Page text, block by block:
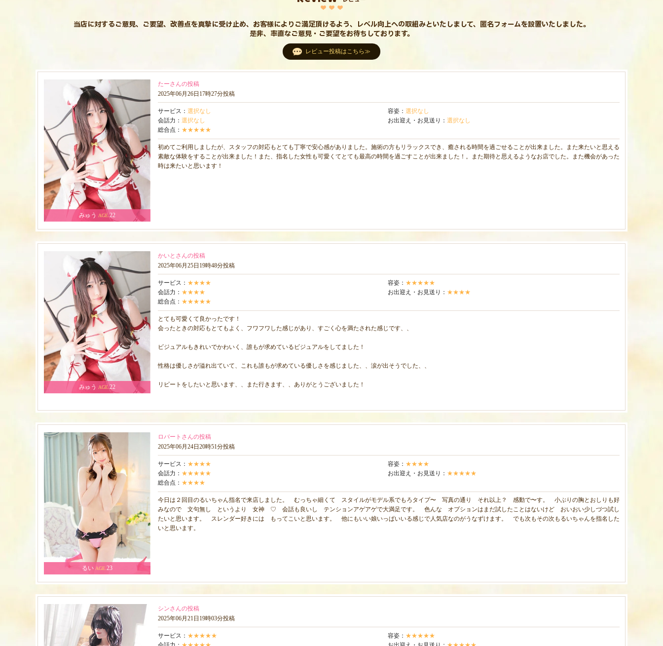
当店に対するご意見、ご要望、改善点を真摯に受け止め、お客様によりご満足頂けるよう、レベル向上への取組みといたしまして、匿名フォームを設置いたしました。
是非、率直なご意見・ご要望をお待ちしております。
レビュー投稿はこちら≫
みゅう AGE.22
たーさんの投稿
2025年06月26日17時27分投稿
サービス： 選択なし 容姿： 選択なし
会話力： 選択なし お出迎え・お見送り： 選択なし
総合点： ★★★★★
初めてご利用しましたが、スタッフの対応もとても丁寧で安心感がありました。施術の方もリラックスでき、癒される時間を過ごせることが出来ました。また来たいと思える
素敵な体験をすることが出来ました！また、指名した女性も可愛くてとても最高の時間を過ごすことが出来ました！。また期待と思えるようなお店でした。また機会があった
時は来たいと思います！
みゅう AGE.22
かいとさんの投稿
2025年06月25日19時48分投稿
サービス： ★★★★ 容姿： ★★★★★
会話力： ★★★★ お出迎え・お見送り： ★★★★
総合点： ★★★★★
とても可愛くて良かったです！
会ったときの対応もとてもよく、フワフワした感じがあり、すごく心を満たされた感じです、、
ビジュアルもきれいでかわいく、誰もが求めているビジュアルをしてました！
性格は優しさが溢れ出ていて、これも誰もが求めている優しさを感じました、、涙が出そうでした、、
リピートをしたいと思います、、また行きます、、ありがとうございました！
るい AGE.23
ロバートさんの投稿
2025年06月24日20時51分投稿
サービス： ★★★★ 容姿： ★★★★
会話力： ★★★★★ お出迎え・お見送り： ★★★★★
総合点： ★★★★
今日は２回目のるいちゃん指名で来店しました。 むっちゃ細くて スタイルがモデル系でもろタイプ〜 写真の通り それ以上？ 感動で〜す。 小ぶりの胸とおしりも好
みなので 文句無し というより 女神 ♡ 会話も良いし テンションアゲアゲで大満足です。 色んな オプションはまだ試したことはないけど おいおい少しづつ試し
たいと思います。 スレンダー好きには もってこいと思います。 他にもいい娘いっぱいいる感じで人気店なのがうなずけます。 でも次もその次もるいちゃんを指名した
いと思います。
シンさんの投稿
2025年06月21日19時03分投稿
サービス： ★★★★★ 容姿： ★★★★★